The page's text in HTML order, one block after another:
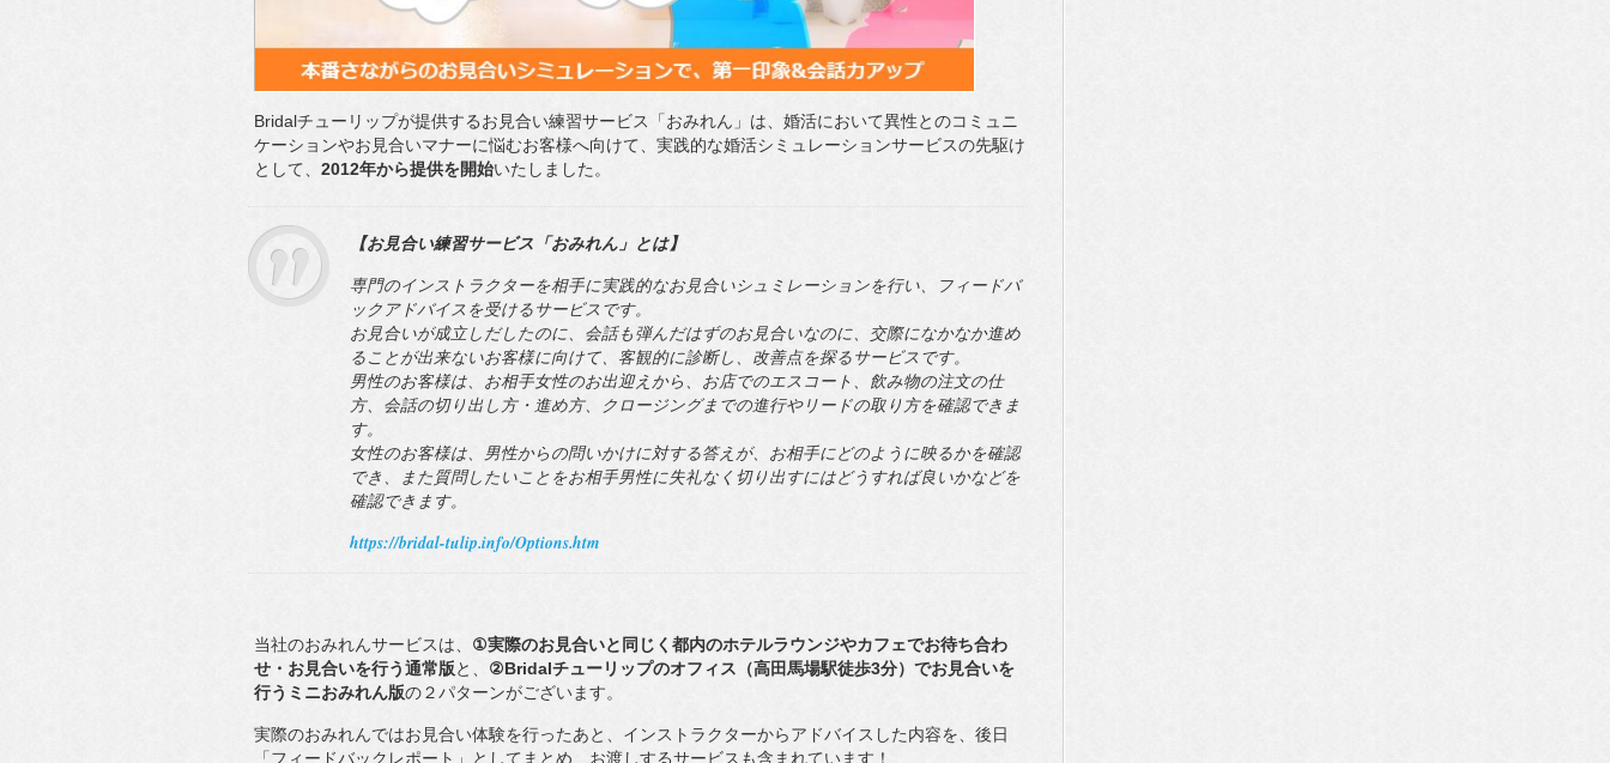
Bridalチューリップが提供するお見合い練習サービス「おみれん」は、婚活において異性とのコミュニ
ケーションやお見合いマナーに悩むお客様へ向けて、実践的な婚活シミュレーションサービスの先駆け
として、 2012年から提供を開始いたしました。
【お見合い練習サービス「おみれん」とは】
専門のインストラクターを相手に実践的なお見合いシュミレーションを行い、フィードバ
ックアドバイスを受けるサービスです。
お見合いが成立しだしたのに、会話も弾んだはずのお見合いなのに、交際になかなか進め
ることが出来ないお客様に向けて、客観的に診断し、改善点を探るサービスです。
男性のお客様は、お相手女性のお出迎えから、お店でのエスコート、飲み物の注文の仕
方、会話の切り出し方・進め方、クロージングまでの進行やリードの取り方を確認できま
す。
女性のお客様は、男性からの問いかけに対する答えが、お相手にどのように映るかを確認
でき、また質問したいことをお相手男性に失礼なく切り出すにはどうすれば良いかなどを
確認できます。
https://bridal-tulip.info/Options.htm
当社のおみれんサービスは、 ①実際のお見合いと同じく都内のホテルラウンジやカフェでお待ち合わ
せ・お見合いを行う通常版 と、 ②Bridalチューリップのオフィス（高田馬場駅徒歩3分）でお見合いを
行うミニおみれん版の２パターンがございます。
実際のおみれんではお見合い体験を行ったあと、インストラクターからアドバイスした内容を、後日
「フィードバックレポート」としてまとめ、お渡しするサービスも含まれています！